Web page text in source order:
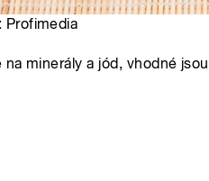
Profimedia
minerály a jód, vhodné